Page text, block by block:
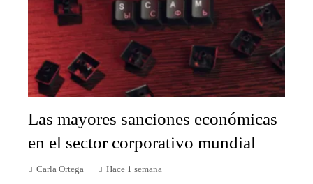
Las mayores sanciones económicas
en el sector corporativo mundial
Carla Ortega Hace 1 semana